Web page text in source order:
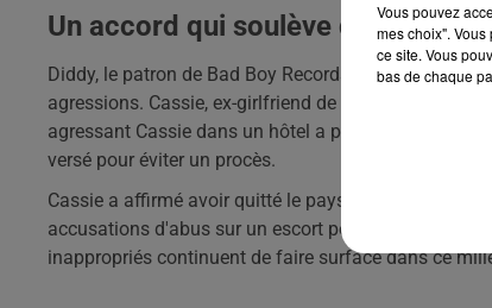
Un accord qui soulève des
Diddy, le patron de Bad Boy Records, fait face à une
agressions. Cassie, ex-girlfriend de Diddy, avait
agressant Cassie dans un hôtel a précipité la
versé pour éviter un procès.
Cassie a affirmé avoir quitté le pays pour échapper
accusations d'abus sur un escort pendant sa
inappropriés continuent de faire surface dans ce
Vous pouvez
mes choix".
ce site. Vous
bas de chaque